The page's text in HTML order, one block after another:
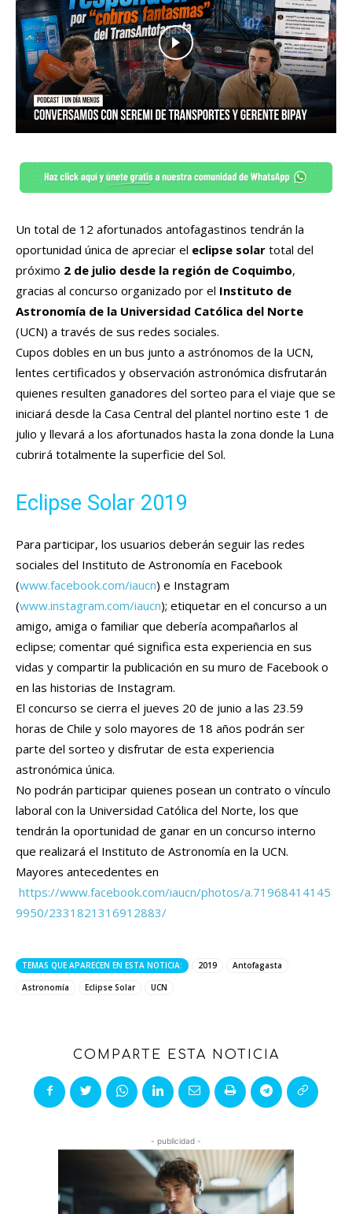
Un total de 12 afortunados antofagastinos tendrán la
oportunidad única de apreciar el eclipse solar total del
próximo 2 de julio desde la región de Coquimbo,
gracias al concurso organizado por el Instituto de
Astronomía de la Universidad Católica del Norte
(UCN) a través de sus redes sociales.
Cupos dobles en un bus junto a astrónomos de la UCN,
lentes certificados y observación astronómica disfrutarán
quienes resulten ganadores del sorteo para el viaje que se
iniciará desde la Casa Central del plantel nortino este 1 de
julio y llevará a los afortunados hasta la zona donde la Luna
cubrirá totalmente la superficie del Sol.
Eclipse Solar 2019
Para participar, los usuarios deberán seguir las redes
sociales del Instituto de Astronomía en Facebook
(www.facebook.com/iaucn) e Instagram
(www.instagram.com/iaucn); etiquetar en el concurso a un
amigo, amiga o familiar que debería acompañarlos al
eclipse; comentar qué significa esta experiencia en sus
vidas y compartir la publicación en su muro de Facebook o
en las historias de Instagram.
El concurso se cierra el jueves 20 de junio a las 23.59
horas de Chile y solo mayores de 18 años podrán ser
parte del sorteo y disfrutar de esta experiencia
astronómica única.
No podrán participar quienes posean un contrato o vínculo
laboral con la Universidad Católica del Norte, los que
tendrán la oportunidad de ganar en un concurso interno
que realizará el Instituto de Astronomía en la UCN.
Mayores antecedentes en
https://www.facebook.com/iaucn/photos/a.71968414145
9950/2331821316912883/
TEMAS QUE APARECEN EN ESTA NOTICIA: 2019
Antofagasta
Astronomía
Eclipse Solar UCN
COMPARTE ESTA NOTICIA
- publicidad -